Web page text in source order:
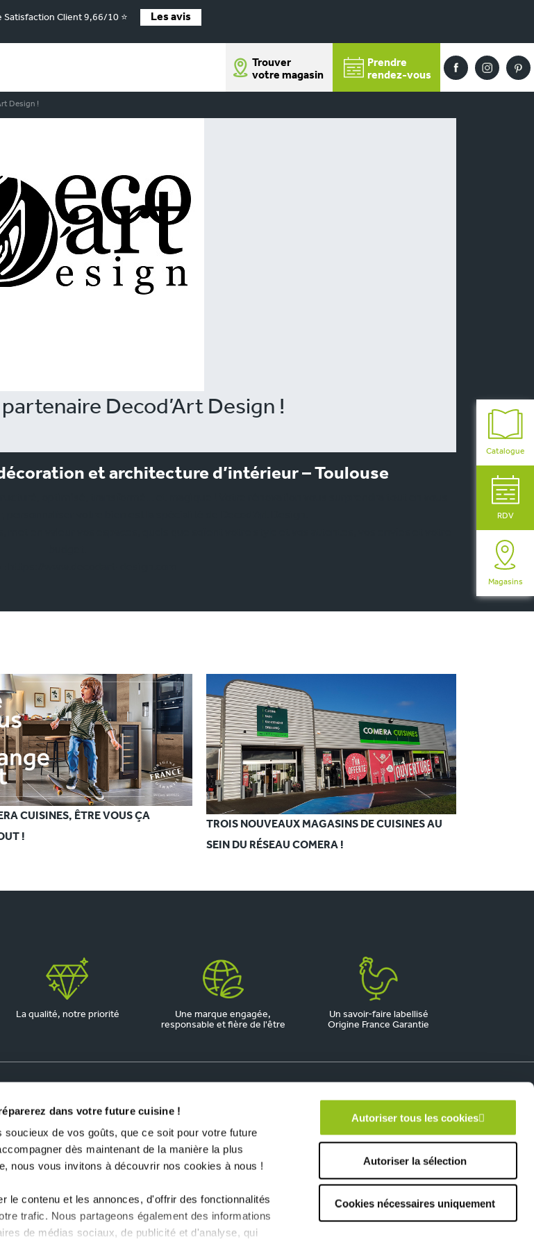
dans votre future cuisine !
de vos goûts, que ce soit pour votre future
dès maintenant de la manière la plus
nous vous invitons à découvrir nos cookies à nous !
le contenu et les annonces, d'offrir des fonctionnalités
trafic. Nous partageons également des informations
de médias sociaux, de publicité et d'analyse, qui
Autoriser tous les cookies
Autoriser la sélection
Cookies nécessaires uniquement
Satisfaction Client 9,66/10 ⭐ Les avis
Trouver
votre magasin
Prendre
rendez-vous
Catalogue
RDV
Magasins
Design !
Decod’Art Design !
et architecture d’intérieur – Toulouse
CUISINES, ÊTRE VOUS ÇA
!
TROIS NOUVEAUX MAGASINS DE CUISINES AU
SEIN DU RÉSEAU COMERA !
La qualité, notre priorité
Une marque engagée,
responsable et fière de l'être
Un savoir-faire labellisé
Origine France Garantie